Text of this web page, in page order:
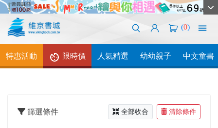
(0)
特惠活動 限時價 人氣精選 幼幼親子 中文童書
篩選條件 全部收合 清除條件